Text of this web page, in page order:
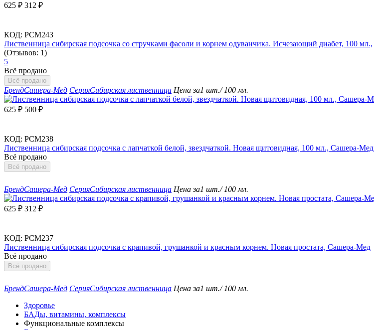
625 ₽ 312 ₽
КОД: РСМ243
Лиственница сибирская подсочка со стручками фасоли и корнем одуванчика. Исчезающий диабет, 100 мл.,
(Отзывов: 1)
5
Всё продано
Всё продано
БрендСашера-Мед СерияСибирская лиственница Цена за1 шт./ 100 мл.
625 ₽ 500 ₽
КОД: РСМ238
Лиственница сибирская подсочка с лапчаткой белой, звездчаткой. Новая щитовидная, 100 мл., Сашера-Мед
Всё продано
Всё продано
БрендСашера-Мед СерияСибирская лиственница Цена за1 шт./ 100 мл.
625 ₽ 312 ₽
КОД: РСМ237
Лиственница сибирская подсочка с крапивой, грушанкой и красным корнем. Новая простата, Сашера-Мед
Всё продано
Всё продано
БрендСашера-Мед СерияСибирская лиственница Цена за1 шт./ 100 мл.
Здоровье
БАДы, витамины, комплексы
Функциональные комплексы